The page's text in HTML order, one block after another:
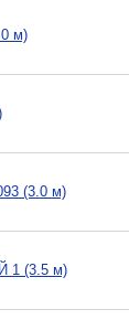
м)
(3.0 м)
1 (3.5 м)